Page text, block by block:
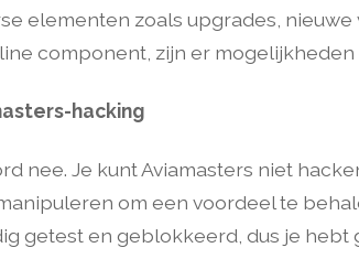
elementen zoals upgrades,
component, zijn er
hacking
nee. Je kunt Aviamasters niet
om een voordeel te
getest en geblokkeerd, dus je hebt